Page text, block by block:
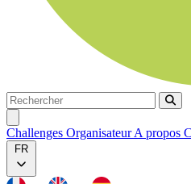
Rechercher
Challenges OrganisateurA propos
FR